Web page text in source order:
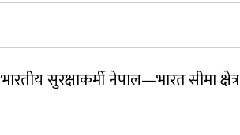
सुरक्षाकर्मी नेपाल—भारत सीमा